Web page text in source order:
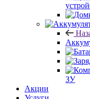
ЗУ
Акции